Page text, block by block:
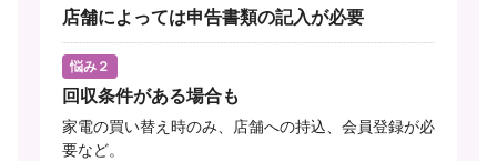
店舗によっては申告書類の記入が必要
悩み２
回収条件がある場合も
家電の買い替え時のみ、店舗への持込、会員登録が必
要など。